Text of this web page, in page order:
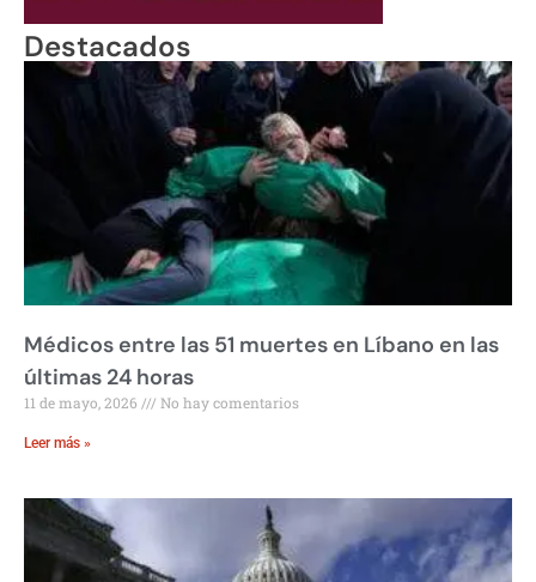
Destacados
Médicos entre las 51 muertes en Líbano en las
últimas 24 horas
11 de mayo, 2026 No hay comentarios
Leer más »